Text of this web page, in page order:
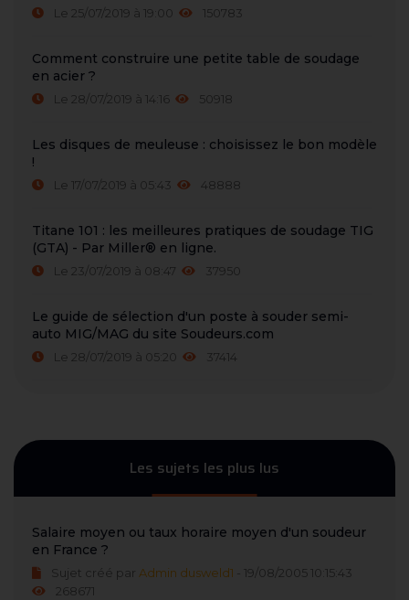
Le 25/07/2019 à 19:00 150783
Comment construire une petite table de soudage
en acier ?
Le 28/07/2019 à 14:16 50918
Les disques de meuleuse : choisissez le bon modèle
!
Le 17/07/2019 à 05:43 48888
Titane 101 : les meilleures pratiques de soudage TIG
(GTA) - Par Miller® en ligne.
Le 23/07/2019 à 08:47 37950
Le guide de sélection d'un poste à souder semi-
auto MIG/MAG du site Soudeurs.com
Le 28/07/2019 à 05:20 37414
Les sujets les plus lus
Salaire moyen ou taux horaire moyen d'un soudeur
en France ?
Sujet créé par Admin dusweld1 - 19/08/2005 10:15:43
268671